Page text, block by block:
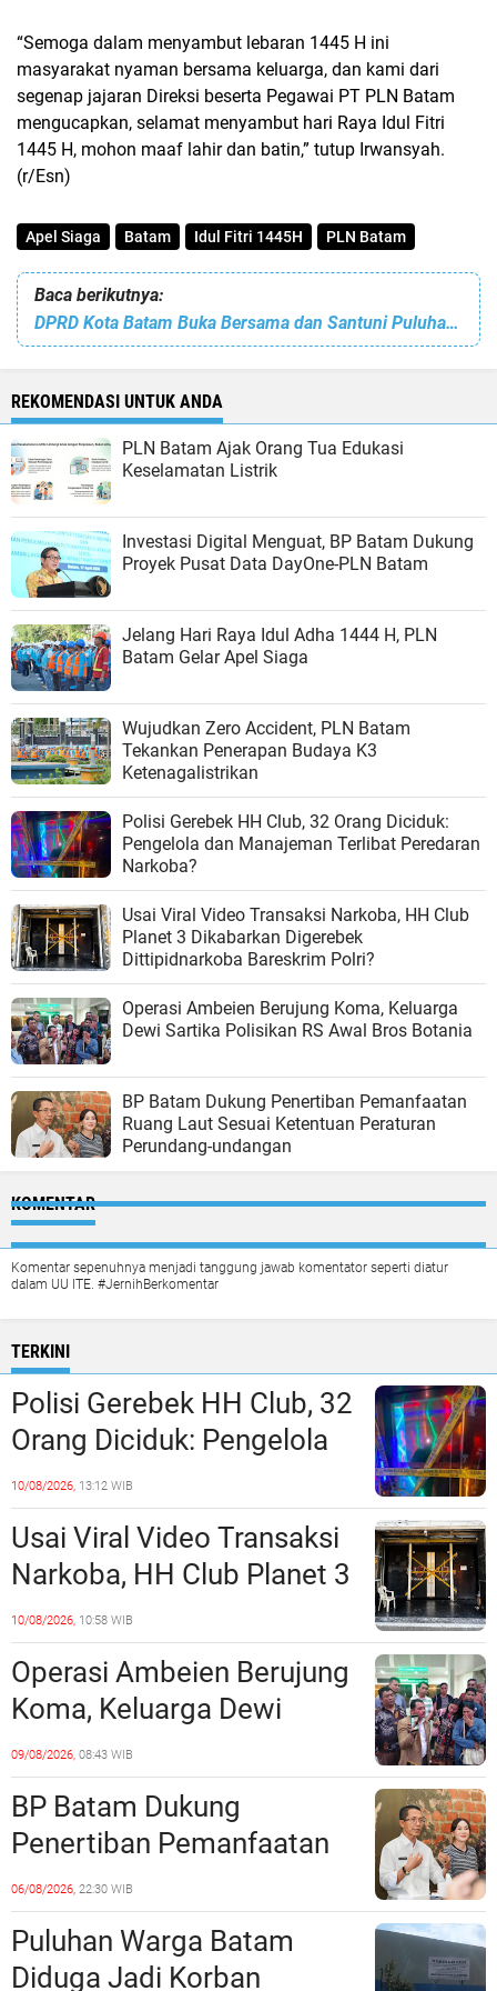
“Semoga dalam menyambut lebaran 1445 H ini
masyarakat nyaman bersama keluarga, dan kami dari
segenap jajaran Direksi beserta Pegawai PT PLN Batam
mengucapkan, selamat menyambut hari Raya Idul Fitri
1445 H, mohon maaf lahir dan batin,” tutup Irwansyah.
(r/Esn)
Apel Siaga Batam Idul Fitri 1445H PLN Batam
Baca berikutnya:
DPRD Kota Batam Buka Bersama dan Santuni Puluhan Anak Yatim
REKOMENDASI UNTUK ANDA
PLN Batam Ajak Orang Tua Edukasi
Keselamatan Listrik
Investasi Digital Menguat, BP Batam Dukung
Proyek Pusat Data DayOne-PLN Batam
Jelang Hari Raya Idul Adha 1444 H, PLN
Batam Gelar Apel Siaga
Wujudkan Zero Accident, PLN Batam
Tekankan Penerapan Budaya K3
Ketenagalistrikan
Polisi Gerebek HH Club, 32 Orang Diciduk:
Pengelola dan Manajeman Terlibat Peredaran
Narkoba?
Usai Viral Video Transaksi Narkoba, HH Club
Planet 3 Dikabarkan Digerebek
Dittipidnarkoba Bareskrim Polri?
Operasi Ambeien Berujung Koma, Keluarga
Dewi Sartika Polisikan RS Awal Bros Botania
BP Batam Dukung Penertiban Pemanfaatan
Ruang Laut Sesuai Ketentuan Peraturan
Perundang-undangan
KOMENTAR
Komentar sepenuhnya menjadi tanggung jawab komentator seperti diatur
dalam UU ITE. #JernihBerkomentar
TERKINI
Polisi Gerebek HH Club, 32
Orang Diciduk: Pengelola
dan Manajeman Terlibat
Peredaran Narkoba?
10/08/2026, 13:12 WIB
Usai Viral Video Transaksi
Narkoba, HH Club Planet 3
Dikabarkan Digerebek
Dittipidnarkoba Bareskrim
Polri?
10/08/2026, 10:58 WIB
Operasi Ambeien Berujung
Koma, Keluarga Dewi
Sartika Polisikan RS Awal
Bros Botania
09/08/2026, 08:43 WIB
BP Batam Dukung
Penertiban Pemanfaatan
Ruang Laut Sesuai
Ketentuan Peraturan
Perundang-undangan
06/08/2026, 22:30 WIB
Puluhan Warga Batam
Diduga Jadi Korban